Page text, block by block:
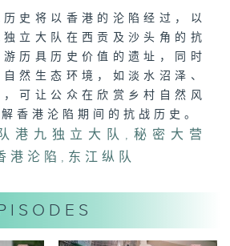
史将以香港的沦陷经过，以
立大队在西贡及沙头角的抗
历具历史价值的遗址，同时
然生态环境，如淡水沼泽、
可让公众在欣赏乡村自然风
香港沦陷期间的抗战历史。
港九独立大队 , 秘密大营
港沦陷 , 东江纵队